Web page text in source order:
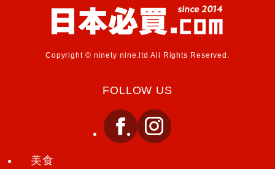
Copyright © ninety nine.ltd All Rights Reserved.
FOLLOW US
美食